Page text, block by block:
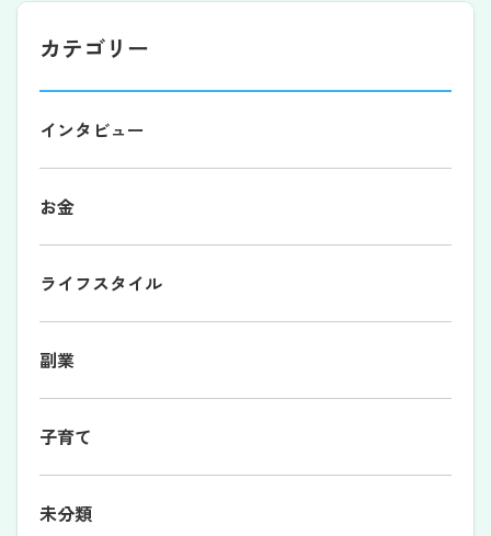
カテゴリー
インタビュー
お金
ライフスタイル
副業
子育て
未分類